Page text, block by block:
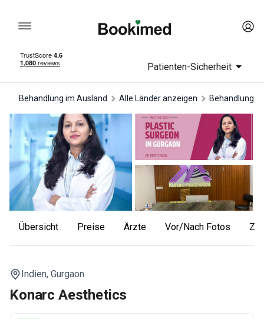
Patienten-Sicherheit
Behandlung im Ausland Alle Länder anzeigen Behandlung
Übersicht Preise Ärzte Vor/Nach Fotos
Indien, Gurgaon
Konarc Aesthetics